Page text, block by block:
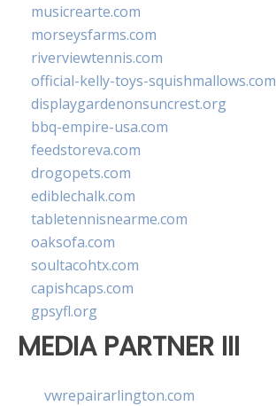
musicrearte.com
morseysfarms.com
riverviewtennis.com
official-kelly-toys-squishmallows.com
displaygardenonsuncrest.org
bbq-empire-usa.com
feedstoreva.com
drogopets.com
ediblechalk.com
tabletennisnearme.com
oaksofa.com
soultacohtx.com
capishcaps.com
gpsyfl.org
MEDIA PARTNER III
vwrepairarlington.com